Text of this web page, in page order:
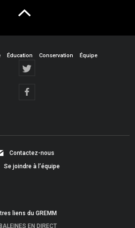
Éducation Conservation Équipe
Contactez-nous
Se joindre à l’équipe
liens du GREMM
BALEINES EN DIRECT